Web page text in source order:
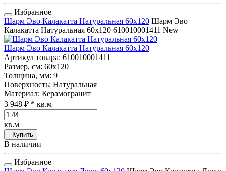
Избранное
Шарм Эво Калакатта Натуральная 60x120 Шарм Эво
Калакатта Натуральная 60x120 610010001411 New
Шарм Эво Калакатта Натуральная 60x120
Артикул товара: 610010001411
Размер, см: 60x120
Толщина, мм: 9
Поверхность: Натуральная
Материал: Керамогранит
3 948 ₽ * кв.м
кв.м
Купить
В наличии
Избранное